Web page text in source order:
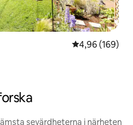
4,96 av 5 i
4,96 (169)
sevärdheterna i närheten